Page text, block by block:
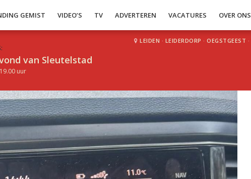
GEMIST VIDEO’S TV ADVERTEREN VACATURES OVER ONS
van Sleutelstad
uur
LEIDEN · LEIDERDORP · OEGSTGEEST ·